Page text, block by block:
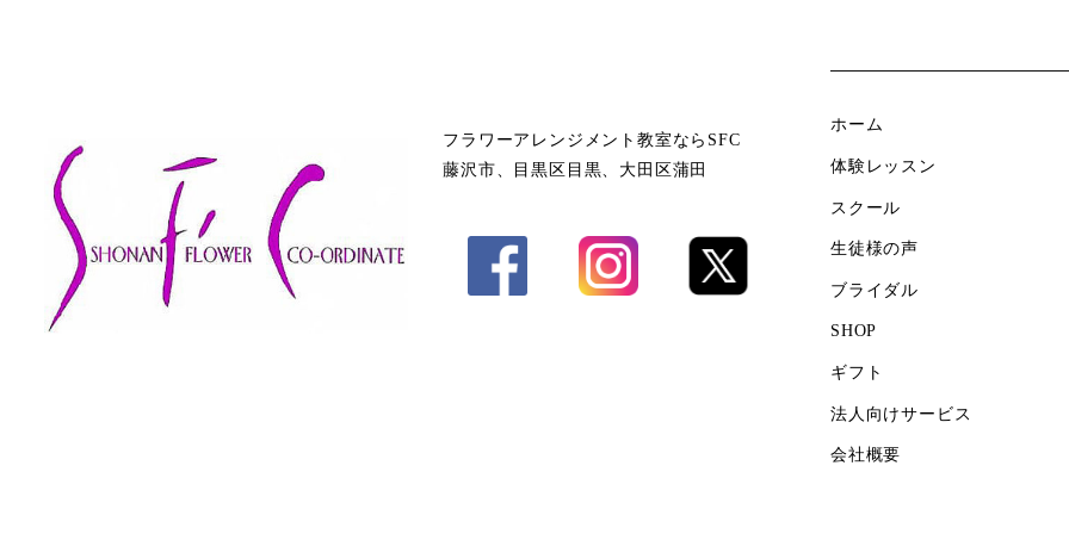
フラワーアレンジメント教室ならSFC
藤沢市、目黒区目黒、大田区蒲田
ホーム
体験レッスン
スクール
生徒様の声
ブライダル
SHOP
ギフト
法人向けサービス
会社概要